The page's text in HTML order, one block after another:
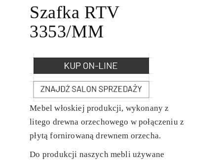
Szafka RTV
3353/MM
Mebel włoskiej produkcji, wykonany z
litego drewna orzechowego w połączeniu z
płytą fornirowaną drewnem orzecha.
Do produkcji naszych mebli używane